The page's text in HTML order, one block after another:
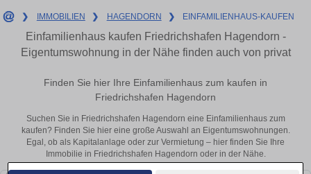
❯ IMMOBILIEN ❯ HAGENDORN ❯ EINFAMILIENHAUS-KAUFEN
Einfamilienhaus kaufen Friedrichshafen Hagendorn -
Eigentumswohnung in der Nähe finden auch von privat
Finden Sie hier Ihre Einfamilienhaus zum kaufen in
Friedrichshafen Hagendorn
Suchen Sie in Friedrichshafen Hagendorn eine Einfamilienhaus zum
kaufen? Finden Sie hier eine große Auswahl an Eigentumswohnungen.
Egal, ob als Kapitalanlage oder zur Vermietung – hier finden Sie Ihre
Immobilie in Friedrichshafen Hagendorn oder in der Nähe.